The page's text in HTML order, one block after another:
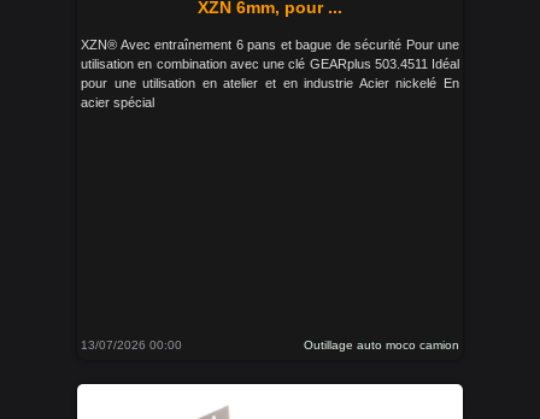
XZN 6mm, pour ...
XZN® Avec entraînement 6 pans et bague de sécurité Pour une
utilisation en combination avec une clé GEARplus 503.4511 Idéal
pour une utilisation en atelier et en industrie Acier nickelé En
acier spécial
13/07/2026 00:00 Outillage auto moco camion